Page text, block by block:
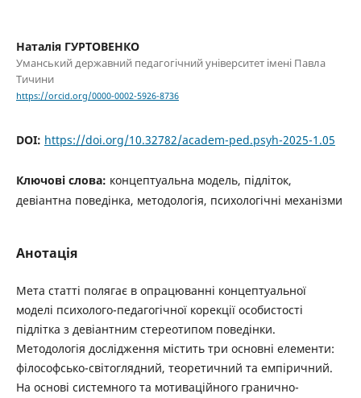
Наталія ГУРТОВЕНКО
Уманський державний педагогічний університет імені Павла
Тичини
https://orcid.org/0000-0002-5926-8736
DOI: https://doi.org/10.32782/academ-ped.psyh-2025-1.05
Ключові слова: концептуальна модель, підліток,
девіантна поведінка, методологія, психологічні механізми
Анотація
Мета статті полягає в опрацюванні концептуальної
моделі психолого-педагогічної корекції особистості
підлітка з девіантним стереотипом поведінки.
Методологія дослідження містить три основні елементи:
філософсько-світоглядний, теоретичний та емпіричний.
На основі системного та мотиваційного гранично-